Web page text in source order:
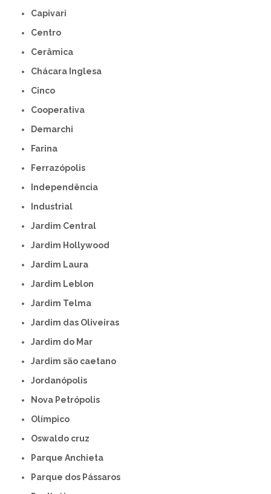
Capivari
Centro
Cerâmica
Chácara Inglesa
Cinco
Cooperativa
Demarchi
Farina
Ferrazópolis
Independência
Industrial
Jardim Central
Jardim Hollywood
Jardim Laura
Jardim Leblon
Jardim Telma
Jardim das Oliveiras
Jardim do Mar
Jardim são caetano
Jordanópolis
Nova Petrópolis
Olímpico
Oswaldo cruz
Parque Anchieta
Parque dos Pássaros